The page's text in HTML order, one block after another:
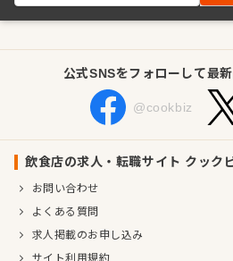
公式SNSをフォローして最
@cookbiz
飲食店の求人・転職サイト クック
お問い合わせ
よくある質問
求人掲載のお申し込み
サイト利用規約